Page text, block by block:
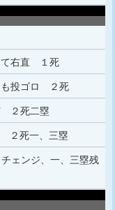
て右直 １死
も投ゴロ ２死
２死二塁
２死一、三塁
ェンジ、一、三塁残